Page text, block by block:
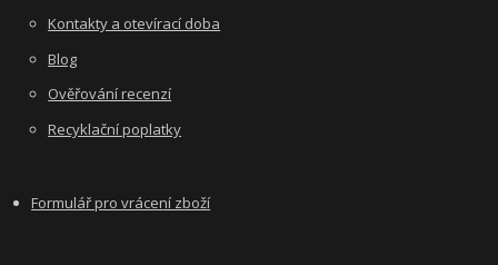
Kontakty a otevírací doba
Blog
Ověřování recenzí
Recyklační poplatky
Formulář pro vrácení zboží